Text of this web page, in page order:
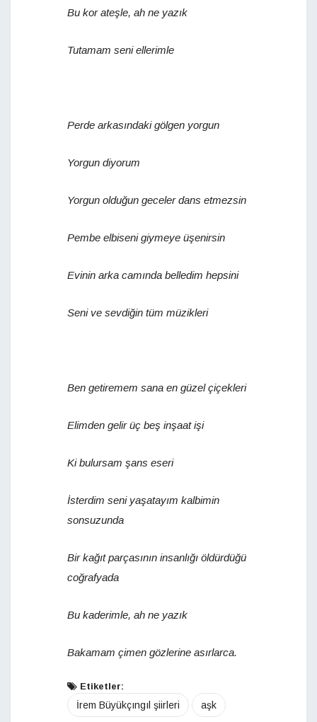
Bu kor ateşle, ah ne yazık
Tutamam seni ellerimle
Perde arkasındaki gölgen yorgun
Yorgun diyorum
Yorgun olduğun geceler dans etmezsin
Pembe elbiseni giymeye üşenirsin
Evinin arka camında belledim hepsini
Seni ve sevdiğin tüm müzikleri
Ben getiremem sana en güzel çiçekleri
Elimden gelir üç beş inşaat işi
Ki bulursam şans eseri
İsterdim seni yaşatayım kalbimin
sonsuzunda
Bir kağıt parçasının insanlığı öldürdüğü
coğrafyada
Bu kaderimle, ah ne yazık
Bakamam çimen gözlerine asırlarca.
Etiketler:
İrem Büyükçıngıl şiirleri aşk